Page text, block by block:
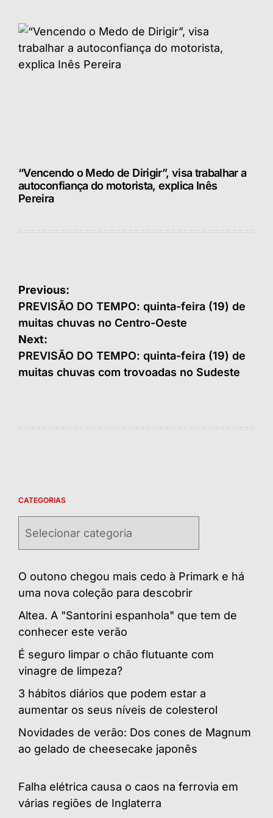
“Vencendo o Medo de Dirigir”, visa trabalhar a
autoconfiança do motorista, explica Inês
Pereira
Navegação
de
Post
Previous:
PREVISÃO DO TEMPO: quinta-feira (19) de
muitas chuvas no Centro-Oeste
Next:
PREVISÃO DO TEMPO: quinta-feira (19) de
muitas chuvas com trovoadas no Sudeste
CATEGORIAS
O outono chegou mais cedo à Primark e há
uma nova coleção para descobrir
Altea. A "Santorini espanhola" que tem de
conhecer este verão
É seguro limpar o chão flutuante com
vinagre de limpeza?
3 hábitos diários que podem estar a
aumentar os seus níveis de colesterol
Novidades de verão: Dos cones de Magnum
ao gelado de cheesecake japonês
Falha elétrica causa o caos na ferrovia em
várias regiões de Inglaterra